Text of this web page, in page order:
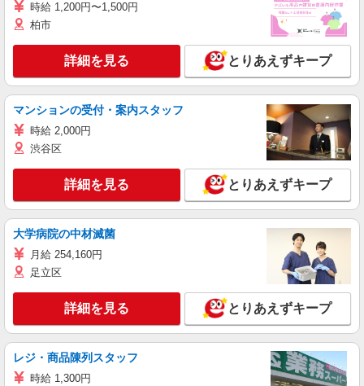
時給 1,200円〜1,500円
柏市
詳細を見る とりあえずキープ
マンションの受付・案内スタッフ
時給 2,000円
渋谷区
詳細を見る とりあえずキープ
大学病院の中材滅菌
月給 254,160円
足立区
詳細を見る とりあえずキープ
レジ・商品陳列スタッフ
時給 1,300円